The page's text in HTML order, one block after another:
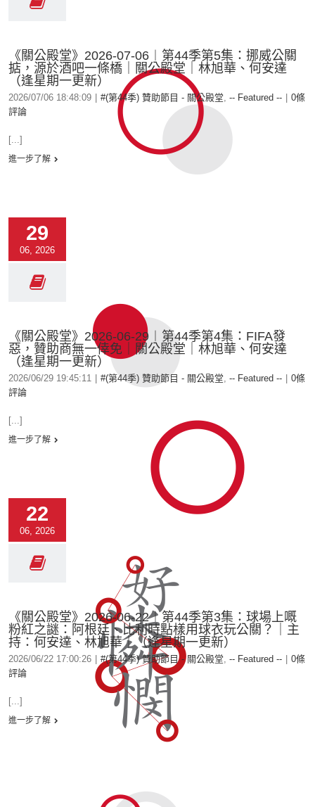
《關公殿堂》2026-07-06︱第44季第5集：挪威公關
掂，源於酒吧一條橋｜關公殿堂｜林旭華、何安達
（逢星期一更新）
2026/07/06 18:48:09 #(第44季) 贊助節目 - 關公殿堂, -- Featured --
0條
評論
[...]
進一步了解
29
06, 2026
《關公殿堂》2026-06-29︱第44季第4集：FIFA發
惡，贊助商無一倖免｜關公殿堂｜林旭華、何安達
（逢星期一更新）
2026/06/29 19:45:11 #(第44季) 贊助節目 - 關公殿堂, -- Featured --
0條
評論
[...]
進一步了解
22
06, 2026
《關公殿堂》2026-06-22︱第44季第3集：球場上嘅
粉紅之謎：阿根廷、比利時點樣用球衣玩公關？｜主
持：何安達、林旭華｜（逢星期一更新）
2026/06/22 17:00:26 #(第44季) 贊助節目 - 關公殿堂, -- Featured --
0條
評論
[...]
進一步了解